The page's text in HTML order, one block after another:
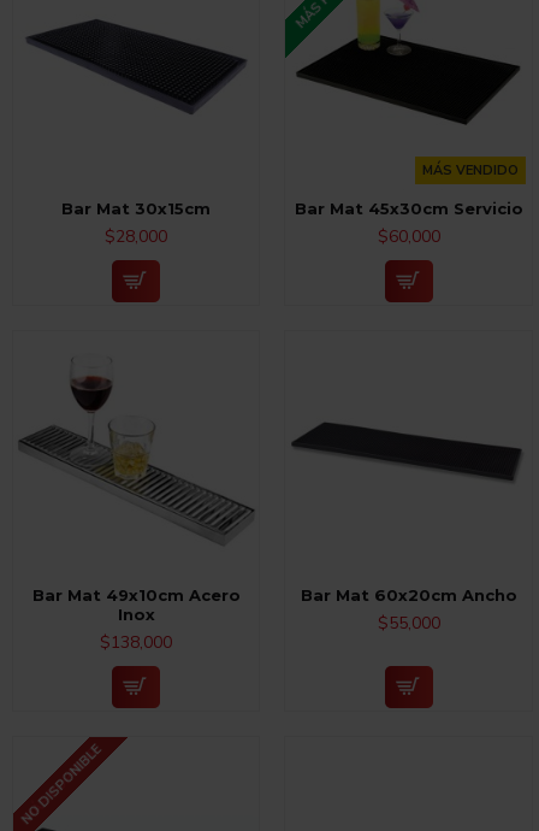
Bar Mat 30x15cm
$28,000
MÁS VENDIDO
Bar Mat 45x30cm Servicio
$60,000
Bar Mat 49x10cm Acero
Inox
$138,000
Bar Mat 60x20cm Ancho
$55,000
MÁS POPULAR
NO DISPONIBLE